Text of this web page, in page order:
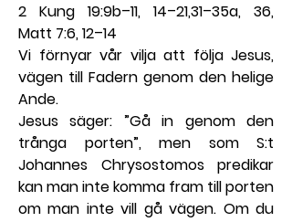
2 Kung 19:9b–11, 14–21,31–35a, 36,
Matt 7:6, 12–14
Vi förnyar vår vilja att följa Jesus,
vägen till Fadern genom den helige
Ande.
Jesus säger: ”Gå in genom den
trånga porten”, men som S:t
Johannes Chrysostomos predikar
kan man inte komma fram till porten
om man inte vill gå vägen. Om du